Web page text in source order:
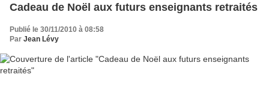
Cadeau de Noël aux futurs enseignants retraités
Publié le 30/11/2010 à 08:58
Par Jean Lévy